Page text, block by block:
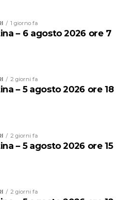
Abc – afferma Michele Nasso,
– per l’operazione che ha
rifiuti conferiti in maniera
raccolto le segnalazioni
un contributo prezioso
1 giorno fa
– 6 agosto 2026 ore 7
2 giorni fa
– 5 agosto 2026 ore 18
2 giorni fa
– 5 agosto 2026 ore 15
2 giorni fa